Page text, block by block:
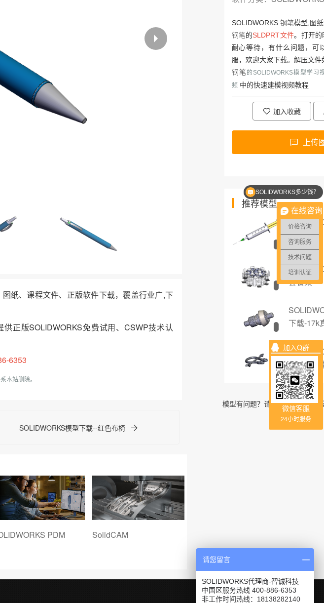
纸、课程文件、正版软件下载，覆盖行业广,下
正版SOLIDWORKS免费试用、CSWP技术认
6353
本站删除。
SOLIDWORKS模型下载--红色布椅
PDM SolidCAM
SOLIDWORKS 钢笔模型,图
钢笔的SLDPRT文件。打开
耐心等待，有什么问题，可
服，欢迎大家下载。解压文件
钢笔 的SOLIDWORKS模型学
频中的快速建模视频教程
加入收藏
上传
推荐模型
针筒
套餐桌
下载-17k
纳技术员
模型有问题？请到「问答社区」
加入Q群
微信客服
24小时服务
在线咨询
价格咨询
咨询服务
技术问题
培训认证
SOLIDWORKS多少钱？
请您留言
SOLIDWORKS代理商-智诚科技
中国区服务热线 400-886-6353
非工作时间热线：18138282140